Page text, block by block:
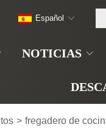
NOTICIAS
Español
> fregadero de